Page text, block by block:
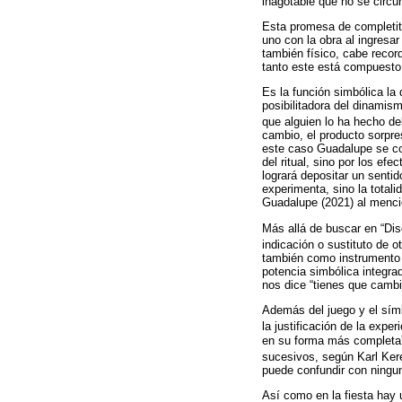
Esta promesa de
uno con la obra al
también físico, cabe
tanto este está
Es la función simbólica la
posibilitadora del
que alguien lo ha hecho
cambio, el producto
este caso Guadalupe se
del ritual, sino por los
logrará depositar un
experimenta, sino la
Guadalupe (2021) al
Más allá de buscar en
indicación o sustituto de
también como
potencia simbólica
nos dice “tienes que
Además del juego y el
la justificación de la
en su forma más
sucesivos, según Karl
puede confundir con
Así como en la fiesta hay